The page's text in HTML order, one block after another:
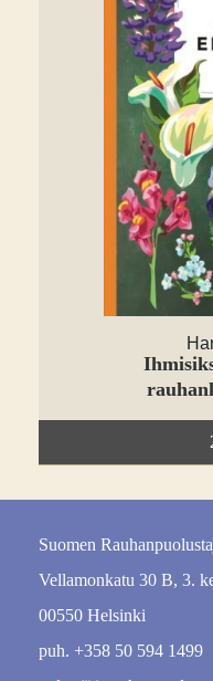
Suomen
Vellamonkatu 30 B, 3.
00550 Helsinki
puh. +358 50 594 1499